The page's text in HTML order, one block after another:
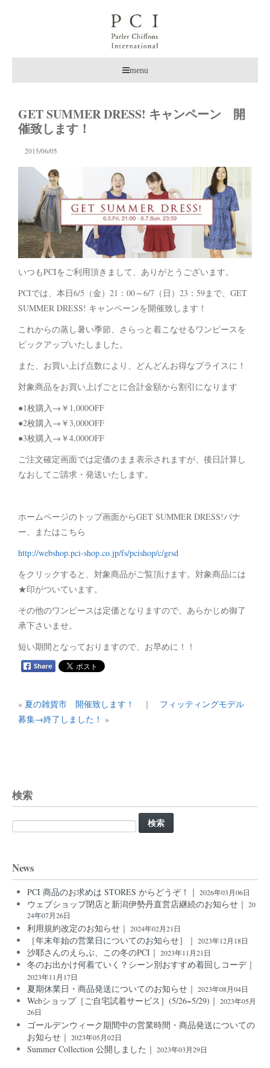
menu
GET SUMMER DRESS! キャンペーン 開
催致します！
2015/06/05
いつもPCIをご利用頂きまして、ありがとうございます。
PCIでは、本日6/5（金）21：00～6/7（日）23：59まで、GET
SUMMER DRESS! キャンペーンを開催致します！
これからの蒸し暑い季節、さらっと着こなせるワンピースを
ピックアップいたしました。
また、お買い上げ点数により、どんどんお得なプライスに！
対象商品をお買い上げごとに合計金額から割引になります
●1枚購入→￥1,000OFF
●2枚購入→￥3,000OFF
●3枚購入→￥4,000OFF
ご注文確定画面では定価のまま表示されますが、後日計算し
なおしてご請求・発送いたします。
ホームページのトップ画面からGET SUMMER DRESS!バナ
ー、またはこちら
http://webshop.pci-shop.co.jp/fs/pcishop/c/grsd
をクリックすると、対象商品がご覧頂けます。対象商品には
★印がついています。
その他のワンピースは定価となりますので、あらかじめ御了
承下さいませ。
短い期間となっておりますので、お早めに！！
« 夏の雑貨市 開催致します！ ｜ フィッティングモデル
募集→終了しました！ »
検索
検
索:
News
PCI 商品のお求めは STORES からどうぞ！｜ 2026年03月06日
ウェブショップ閉店と新潟伊勢丹直営店継続のお知らせ｜ 20
24年07月26日
利用規約改定のお知らせ｜ 2024年02月21日
［年末年始の営業日についてのお知らせ］｜ 2023年12月18日
沙耶さんのえらぶ、この冬のPCI｜ 2023年11月21日
冬のお出かけ何着ていく？シーン別おすすめ着回しコーデ｜
2023年11月17日
夏期休業日・商品発送についてのお知らせ｜ 2023年08月04日
Webショップ［ご自宅試着サービス］(5/26~5/29)｜ 2023年05月
26日
ゴールデンウィーク期間中の営業時間・商品発送についての
お知らせ｜ 2023年05月02日
Summer Collection 公開しました｜ 2023年03月29日